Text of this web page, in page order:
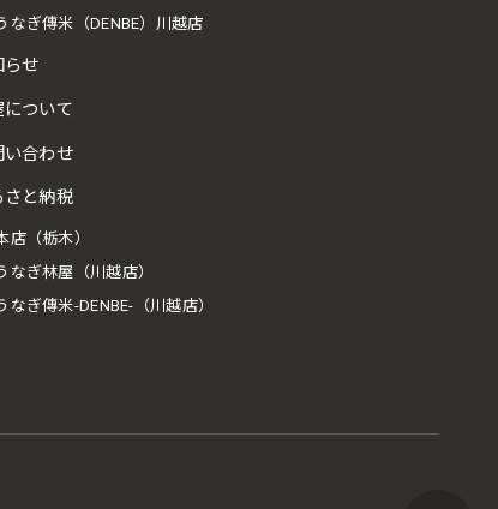
なぎ傳米（DENBE）川越店
らせ
について
い合わせ
さと納税
店（栃木）
なぎ林屋（川越店）
なぎ傳米-DENBE-（川越店）